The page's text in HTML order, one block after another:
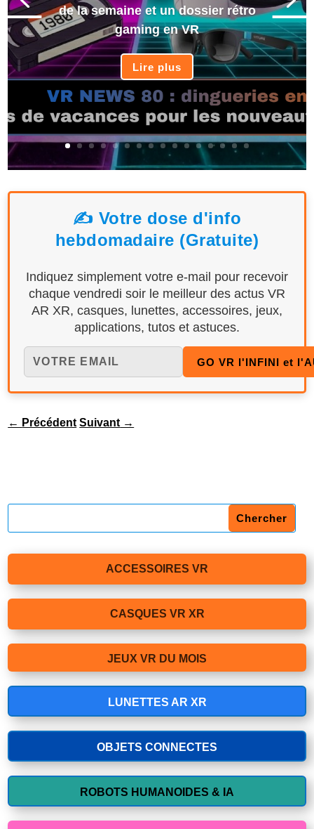
de la semaine et un dossier rétro
gaming en VR
Lire plus
✍️ Votre dose d'info
hebdomadaire (Gratuite)
Indiquez simplement votre e-mail pour recevoir
chaque vendredi soir le meilleur des actus VR
AR XR, casques, lunettes, accessoires, jeux,
applications, tutos et astuces.
← Précédent Suivant→
ACCESSOIRES VR
CASQUES VR XR
JEUX VR DU MOIS
LUNETTES AR XR
OBJETS CONNECTES
ROBOTS HUMANOIDES & IA